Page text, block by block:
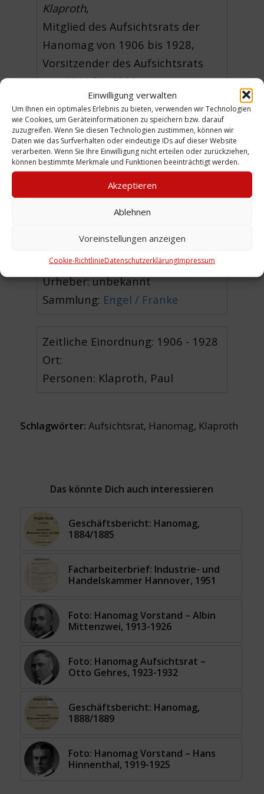
Einwilligung verwalten
Um Ihnen ein optimales Erlebnis zu bieten, verwenden wir Technologien
wie Cookies, um Geräteinformationen zu speichern bzw. darauf
zuzugreifen. Wenn Sie diesen Technologien zustimmen, können wir
Daten wie das Surfverhalten oder eindeutige IDs auf dieser Website
verarbeiten. Wenn Sie Ihre Einwilligung nicht erteilen oder zurückziehen,
können bestimmte Merkmale und Funktionen beeinträchtigt werden.
Akzeptieren
Ablehnen
Voreinstellungen anzeigen
Cookie-RichtlinieDatenschutzerklärungImpressum
Klaproth,
Mitglied des Aufsichtsrats der
Hanomag von 1906 bis 1928,
Vorsitzender des Aufsichtsrats
von 1910 bis 1928.
(Foto von einem Gemälde )
aus:Hundert Jahre Hanomag.
Geschichte der hannoverschen
Maschinenbau-Aktien-Gesellschaft
vormals Georg Egestorff in
Hannover 1835-1935, Düsseldorf,
Düsseldorf 1935; S. 154
Urheber: unbekannt
Sammlung: Engel / Franke
Zeitliche Einordnung: 1906 - 1928
Ort:
Personen: Klaproth, Paul
Schlagwörter: Aufsichtsrat, Hanomag, Klaproth
Das könnte Dich auch interessieren
Geschäftsbericht: Hanomag,
1884/1885
Facharbeiterbrief: Industrie- und
Handelskammer Hannover, 1951
Foto: Hanomag Vorstand – Albin
Mittenzwei, 1913-1926
Foto: Hanomag Aufsichtsrat –
Otto Gehres, 1923-1932
Geschäftsbericht: Hanomag,
1888/1889
Foto: Hanomag Vorstand – Hans
Hinnenthal, 1919-1925